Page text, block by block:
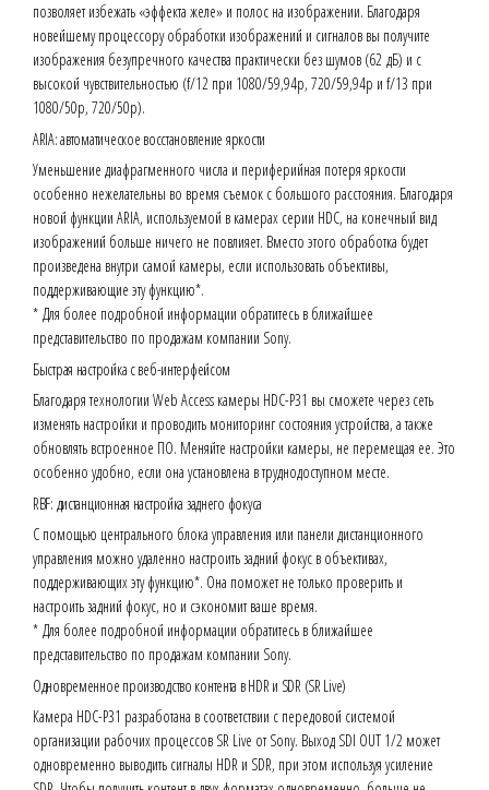
позволяет избежать «эффекта желе» и полос на изображении. Благодаря
новейшему процессору обработки изображений и сигналов вы получите
изображения безупречного качества практически без шумов (62 дБ) и с
высокой чувствительностью (f/12 при 1080/59,94p, 720/59,94p и f/13 при
1080/50p, 720/50p).
ARIA: автоматическое восстановление яркости
Уменьшение диафрагменного числа и периферийная потеря яркости
особенно нежелательны во время съемок с большого расстояния. Благодаря
новой функции ARIA, используемой в камерах серии HDC, на конечный вид
изображений больше ничего не повлияет. Вместо этого обработка будет
произведена внутри самой камеры, если использовать объективы,
поддерживающие эту функцию*.
* Для более подробной информации обратитесь в ближайшее
представительство по продажам компании Sony.
Быстрая настройка с веб-интерфейсом
Благодаря технологии Web Access камеры HDC-P31 вы сможете через сеть
изменять настройки и проводить мониторинг состояния устройства, а также
обновлять встроенное ПО. Меняйте настройки камеры, не перемещая ее. Это
особенно удобно, если она установлена в труднодоступном месте.
RBF: дистанционная настройка заднего фокуса
С помощью центрального блока управления или панели дистанционного
управления можно удаленно настроить задний фокус в объективах,
поддерживающих эту функцию*. Она поможет не только проверить и
настроить задний фокус, но и сэкономит ваше время.
* Для более подробной информации обратитесь в ближайшее
представительство по продажам компании Sony.
Одновременное производство контента в HDR и SDR (SR Live)
Камера HDC-P31 разработана в соответствии с передовой системой
организации рабочих процессов SR Live от Sony. Выход SDI OUT 1/2 может
одновременно выводить сигналы HDR и SDR, при этом используя усиление